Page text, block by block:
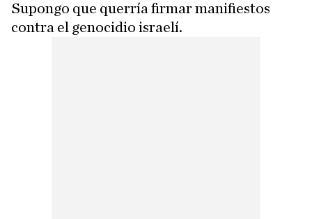
Supongo que querría firmar manifiestos
contra el genocidio israelí.